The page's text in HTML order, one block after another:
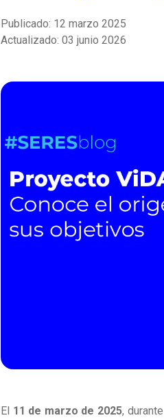
Publicado: 12 marzo 2025
Actualizado: 03 junio 2026
El 11 de marzo de 2025,